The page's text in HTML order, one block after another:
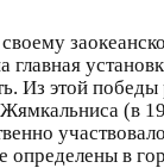
Из этой
(в
в